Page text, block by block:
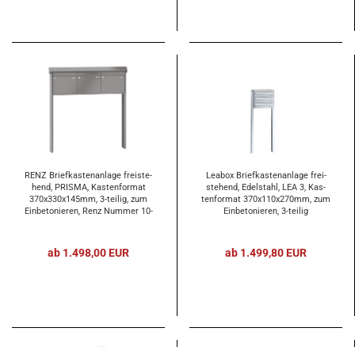
RENZ Brief­kas­ten­an­la­ge frei­ste­
hend, PRIS­MA, Kas­ten­for­mat
370x330x145mm, 3-​tei­lig, zum
Ein­be­to­nie­ren, Renz Num­mer 10-​
ab 1.498,00 EUR
Lea­box Brief­kas­ten­an­la­ge frei­
ste­hend, Edel­stahl, LEA 3, Kas­
ten­for­mat 370x110x270mm, zum
Ein­be­to­nie­ren, 3-​tei­lig
ab 1.499,80 EUR